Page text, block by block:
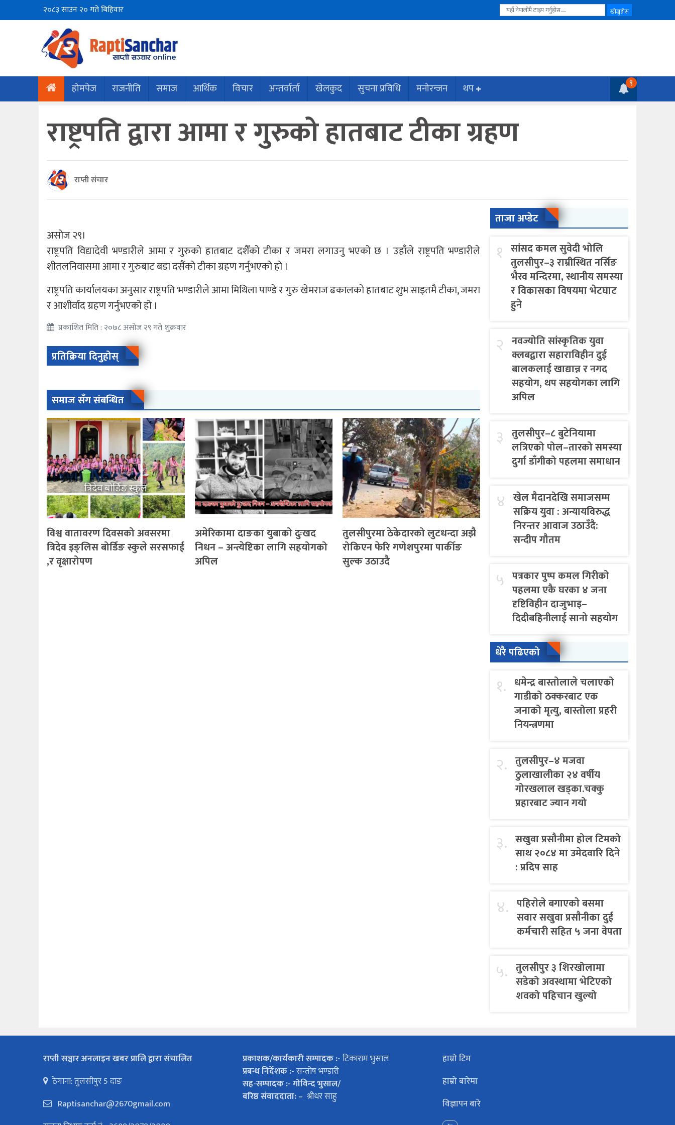
२०८३ साउन २० गते बिहिवार
होमपेज राजनीति समाज आर्थिक विचार अन्तर्वार्ता खेलकुद सुचना प्रविधि मनोरन्जन थप ९
राष्ट्रपति द्वारा आमा र गुरुको हातबाट टीका ग्रहण
राप्ती संचार
असोज २९।
राष्ट्रपति विद्यादेवी भण्डारीले आमा र गुरुको हातबाट दशैँको टीका र जमरा लगाउनु भएको छ । उहाँले राष्ट्रपति भण्डारीले
शीतलनिवासमा आमा र गुरुबाट बडा दसैंको टीका ग्रहण गर्नुभएको हो ।
राष्ट्रपति कार्यालयका अनुसार राष्ट्रपति भण्डारीले आमा मिथिला पाण्डे र गुरु खेमराज ढकालको हातबाट शुभ साइतमै टीका, जमरा
र आशीर्वाद ग्रहण गर्नुभएको हो ।
प्रकाशित मिति : २०७८ असोज २९ गते शुक्रवार
प्रतिक्रिया दिनुहोस्
समाज सँग संबन्धित
विश्व वातावरण दिवसको अवसरमा
त्रिदेव इङ्लिस बोर्डिङ स्कुले सरसफाई
,र वृक्षारोपण
अमेरिकामा दाङका युबाको दुःखद
निधन – अन्त्येष्टिका लागि सहयोगको
अपिल
तुलसीपुरमा ठेकेदारको लुटधन्दा अझै
रोकिएन फेरि गणेशपुरमा पार्कीङ
सुल्क उठाउदै
ताजा अप्डेट
१ सांसद कमल सुवेदी भोलि
तुलसीपुर–३ राम्रीस्थित नर्सिङ
भैरव मन्दिरमा, स्थानीय समस्या
र विकासका विषयमा भेटघाट
हुने
२ नवज्योति सांस्कृतिक युवा
क्लबद्वारा सहाराविहीन दुई
बालकलाई खाद्यान्न र नगद
सहयोग, थप सहयोगका लागि
अपिल
३ तुलसीपुर–८ बुटेनियामा
लत्रिएको पोल–तारको समस्या
दुर्गा डाँगीको पहलमा समाधान
४ खेल मैदानदेखि समाजसम्म
सक्रिय युवा : अन्यायविरुद्ध
निरन्तर आवाज उठाउँदै:
सन्दीप गौतम
५ पत्रकार पुष्प कमल गिरीको
पहलमा एकै घरका ४ जना
दृष्टिविहीन दाजुभाइ–
दिदीबहिनीलाई सानो सहयोग
धेरै पढिएको
१. धमेन्द्र बास्तोलाले चलाएको
गाडीको ठक्करबाट एक
जनाको मृत्यु, बास्तोला प्रहरी
नियन्त्रणमा
२. तुलसीपुर–४ मजवा
ठुलाखालीका २४ वर्षीय
गोरखलाल खड्का.चक्कु
प्रहारबाट ज्यान गयो
३. सखुवा प्रसौनीमा होल टिमको
साथ २०८४ मा उमेदवारि दिने
: प्रदिप साह
४. पहिराेले बगाएकाे बसमा
सवार सखुवा प्रसाैनीका दुई
कर्मचारी सहित ५ जना वेपता
५. तुलसीपुर ३ शिरखोलामा
सडेको अवस्थामा भेटिएको
शवको पहिचान खुल्यो
राप्ती सञ्चार अनलाइन खबर प्रालि द्वारा संचालित
ठेगाना: तुलसीपुर 5 दाङ
Raptisanchar@2670gmail.com
प्रकाशक/कार्यकारी सम्पादक :-टिकाराम भुसाल
प्रबन्ध निर्देशक :-सन्तोष भण्डारी
सह-सम्पादक :- गोविन्द भुसाल/
बरिष्ठ संवाददाता: – श्रीधर साहु
हाम्रो टिम
हाम्रो बारेमा
विज्ञापन बारे